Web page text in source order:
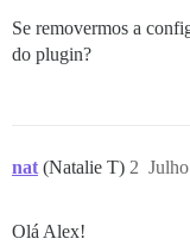
Se removermos a
do plugin?
nat (Natalie T) 2
Olá Alex!